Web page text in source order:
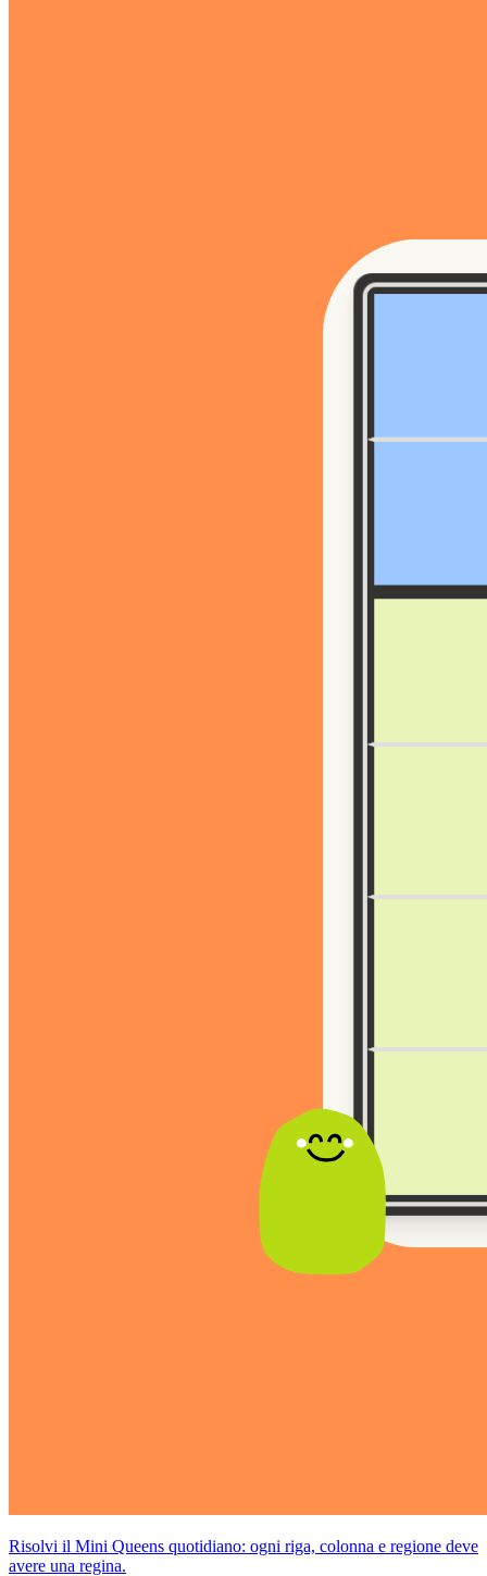
Risolvi il Mini Queens quotidiano: ogni riga, colonna e regione deve
avere una regina.